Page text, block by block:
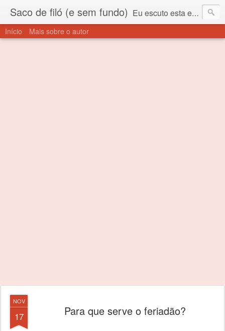
Saco de filó (e sem fundo) Eu escuto esta expressão "saco de filó" desde criança. Para quem não sabe, filó é um tecido todo furadinho e permite que um saco feito com ele, mesmo que muito exposto ao ar soprado para dentro, nunca vai se encher. Aí está o propósito deste nome... Para viver em sociedade tem que ter saco de filó.
Início Mais sobre o autor
NOV
17 Para que serve o feriadão?